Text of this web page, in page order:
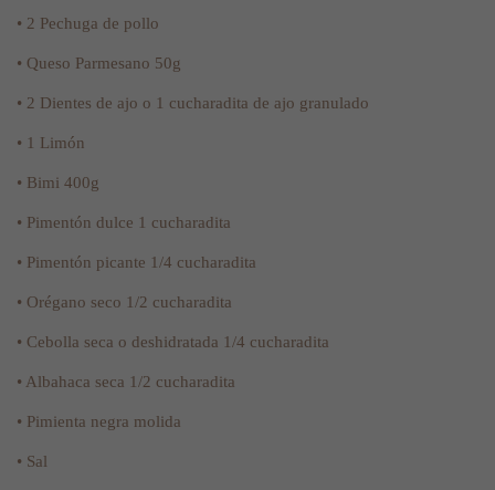
• 2 Pechuga de pollo
• Queso Parmesano 50g
• 2 Dientes de ajo o 1 cucharadita de ajo granulado
• 1 Limón
• Bimi 400g
• Pimentón dulce 1 cucharadita
• Pimentón picante 1/4 cucharadita
• Orégano seco 1/2 cucharadita
• Cebolla seca o deshidratada 1/4 cucharadita
• Albahaca seca 1/2 cucharadita
• Pimienta negra molida
• Sal